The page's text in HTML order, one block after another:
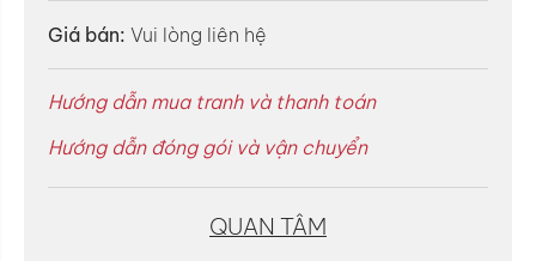
Giá bán: Vui lòng liên hệ
Hướng dẫn mua tranh và thanh toán
Hướng dẫn đóng gói và vận chuyển
QUAN TÂM